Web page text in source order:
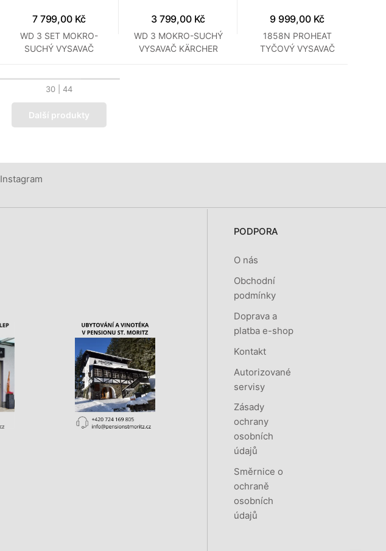
7 799,00 Kč
WD 3 SET MOKRO-
SUCHÝ VYSAVAČ
3 799,00 Kč
WD 3 MOKRO-SUCHÝ
VYSAVAČ KÄRCHER
9 999,00 Kč
1858N PROHEAT
TYČOVÝ VYSAVAČ
30 | 44
Další produkty
Instagram
PODPORA
O nás
Obchodní
podmínky
Doprava a
platba e-shop
Kontakt
Autorizované
servisy
Zásady
ochrany
osobních
údajů
Směrnice o
ochraně
osobních
údajů